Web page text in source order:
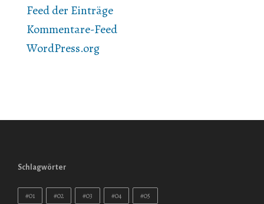
Feed der Einträge
Kommentare-Feed
WordPress.org
Schlagwörter
#01 #02 #03 #04 #05